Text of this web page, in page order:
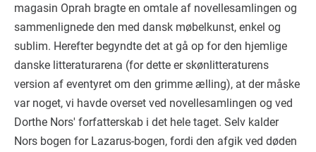
magasin Oprah bragte en omtale af novellesamlingen og
sammenlignede den med dansk møbelkunst, enkel og
sublim. Herefter begyndte det at gå op for den hjemlige
danske litteraturarena (for dette er skønlitteraturens
version af eventyret om den grimme ælling), at der måske
var noget, vi havde overset ved novellesamlingen og ved
Dorthe Nors' forfatterskab i det hele taget. Selv kalder
Nors bogen for Lazarus-bogen, fordi den afgik ved døden